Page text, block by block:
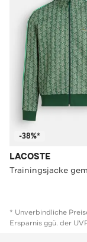
-38%*
LACOSTE
Trainingsjacke
* Unverbindliche
Ersparnis ggü. der